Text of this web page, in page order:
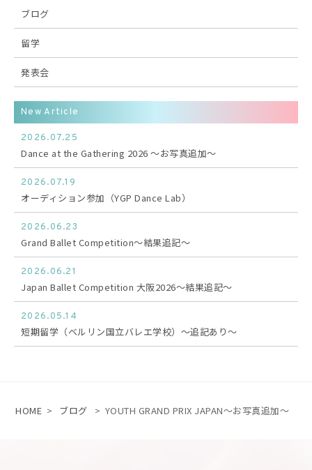
ブログ
留学
発表会
New Article
2026.07.25
Dance at the Gathering 2026 〜お写真追加〜
2026.07.19
オーディション参加（YGP Dance Lab）
2026.06.23
Grand Ballet Competition〜結果追記〜
2026.06.21
Japan Ballet Competition 大阪2026〜結果追記〜
2026.05.14
短期留学（ベルリン国立バレエ学校）〜追記あり〜
HOME > ブログ > YOUTH GRAND PRIX JAPAN〜お写真追加〜